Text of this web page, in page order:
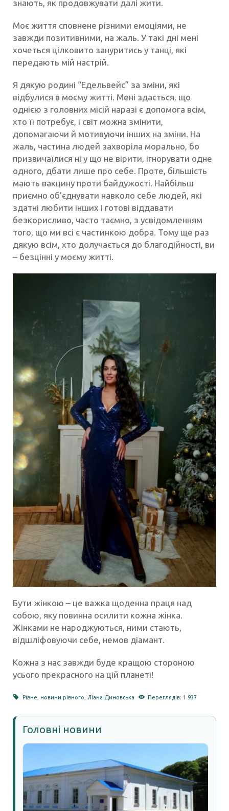
знають, як продовжувати далі жити.
Моє життя сповнене різними емоціями, не
завжди позитивними, на жаль. У такі дні мені
хочеться цілковито зануритись у танці, які
передають мій настрій.
Я дякую родині “Едельвейс” за зміни, які
відбулися в моєму житті. Мені здається, що
однією з головних місій наразі є допомога всім,
хто її потребує, і світ можна змінити,
допомагаючи й мотивуючи інших на зміни. На
жаль, частина людей захворіла морально, бо
призвичаїлися ні у що не вірити, ігнорувати одне
одного, дбати лише про себе. Проте, більшість
мають вакцину проти байдужості. Найбільш
приємно об’єднувати навколо себе людей, які
здатні любити інших і готові віддавати
безкорисливо, часто таємно, з усвідомленням
того, що ми всі є частинкою добра. Тому ще раз
дякую всім, хто долучається до благодійності, ви
– безцінні у моєму житті.
Бути жінкою – це важка щоденна праця над
собою, яку повинна осилити кожна жінка.
Жінками не народжуються, ними стають,
відшліфовуючи себе, немов діамант.
Кожна з нас завжди буде кращою стороною
усього прекрасного на цій планеті!
Рівне ,новини рівного Ліана Диновська Переглядів: 1 937
Головні новини